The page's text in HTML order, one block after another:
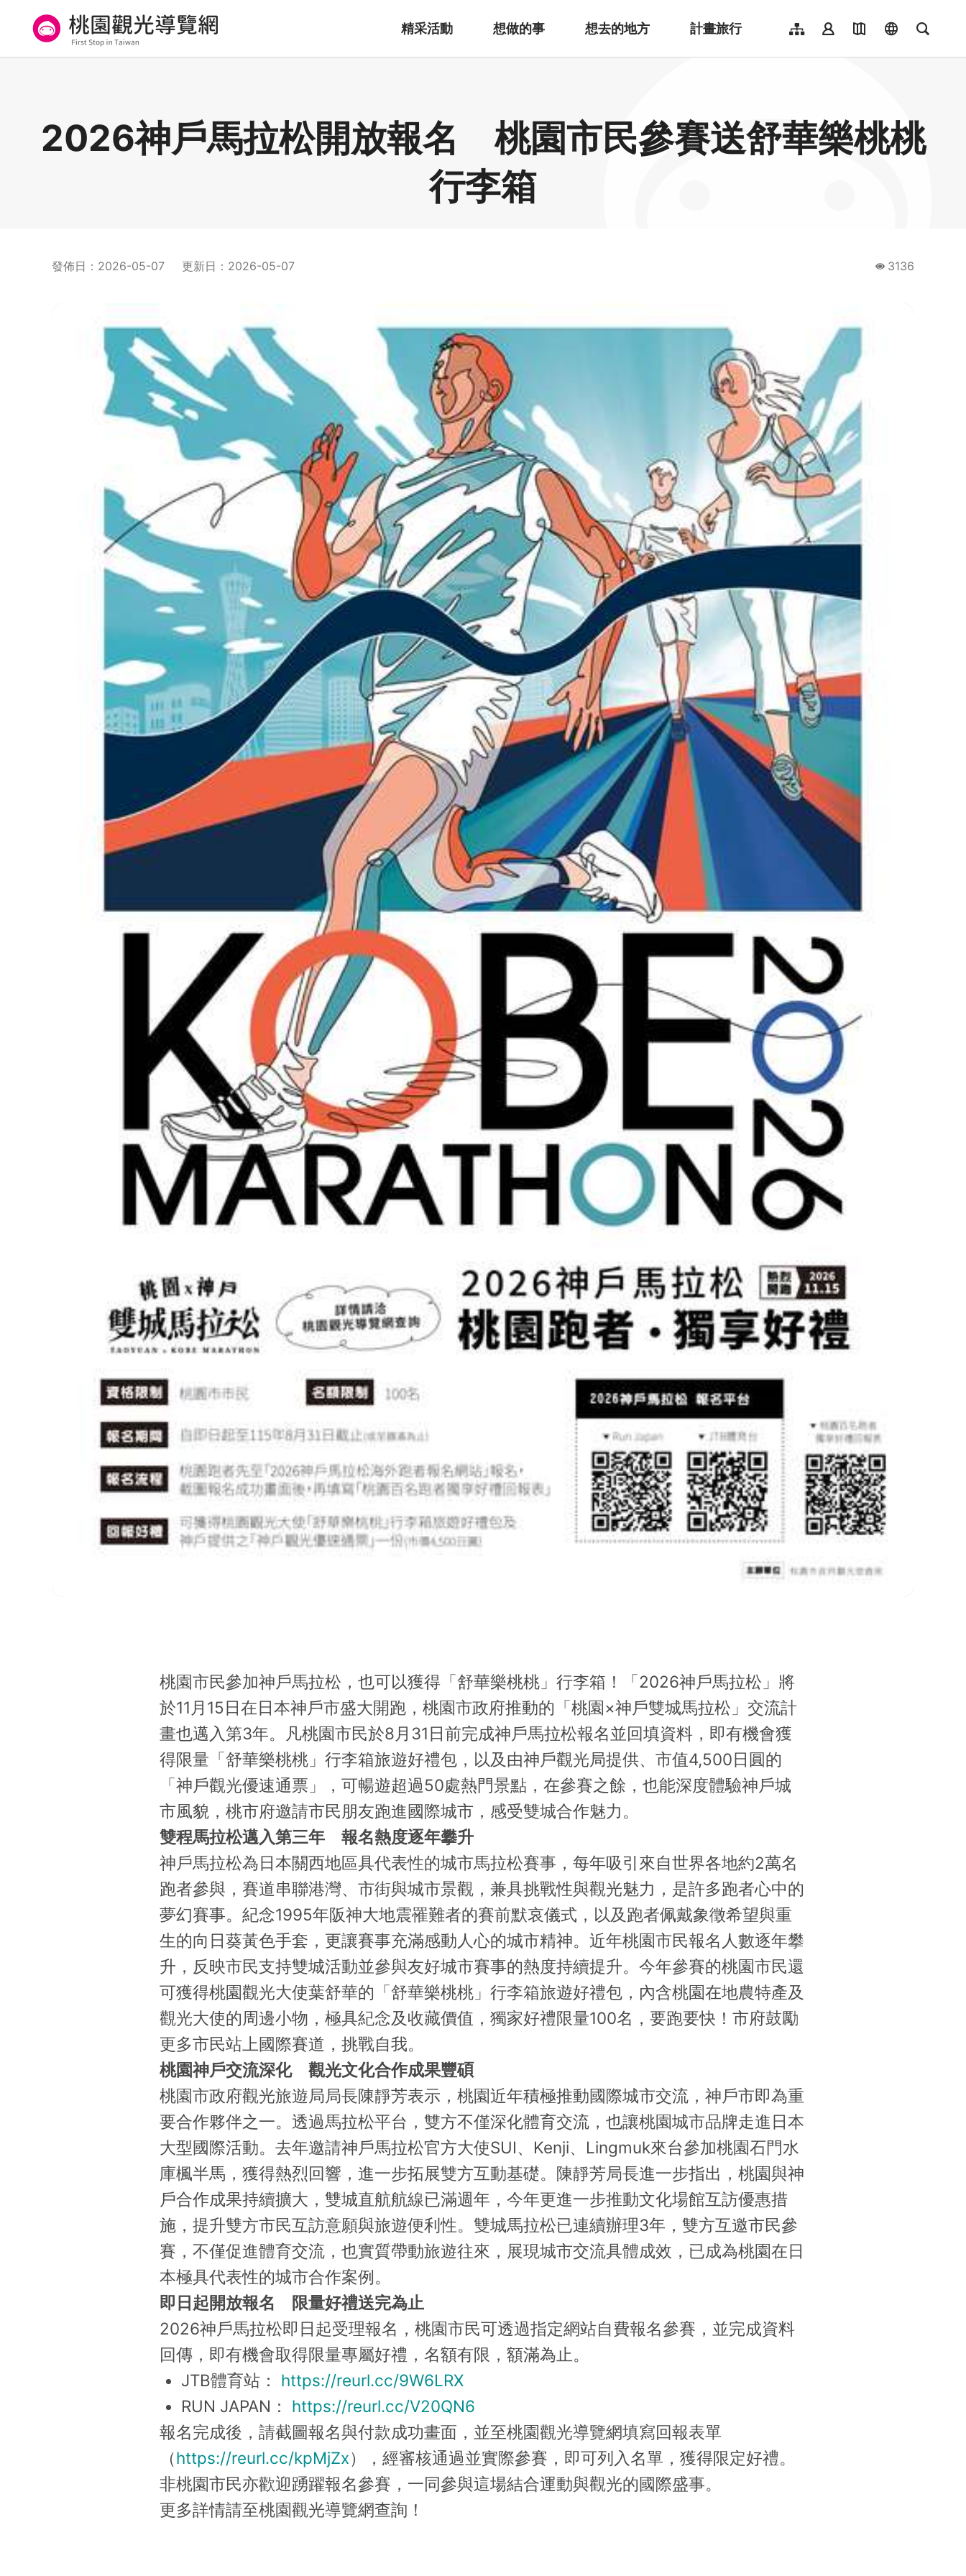
要
精采活動 想做的事 想去的地方 計畫旅行
網站導覽會員登入地圖導覽language
簡體中文
Indonesia
全文檢
2026神戶馬拉松開放報名 桃園市民參賽送舒華樂桃桃
行李箱
發佈日 ： 2026-05-07 更新日 ： 2026-05-07
瀏覽量
3136
桃園市民參加神戶馬拉松，也可以獲得「舒華樂桃桃」行李箱！「2026神戶馬拉松」將
於11月15日在日本神戶市盛大開跑，桃園市政府推動的「桃園×神戶雙城馬拉松」交流計
畫也邁入第3年。凡桃園市民於8月31日前完成神戶馬拉松報名並回填資料，即有機會獲
得限量「舒華樂桃桃」行李箱旅遊好禮包，以及由神戶觀光局提供、市值4,500日圓的
「神戶觀光優速通票」，可暢遊超過50處熱門景點，在參賽之餘，也能深度體驗神戶城
市風貌，桃市府邀請市民朋友跑進國際城市，感受雙城合作魅力。
雙程馬拉松邁入第三年 報名熱度逐年攀升
神戶馬拉松為日本關西地區具代表性的城市馬拉松賽事，每年吸引來自世界各地約2萬名
跑者參與，賽道串聯港灣、市街與城市景觀，兼具挑戰性與觀光魅力，是許多跑者心中的
夢幻賽事。紀念1995年阪神大地震罹難者的賽前默哀儀式，以及跑者佩戴象徵希望與重
生的向日葵黃色手套，更讓賽事充滿感動人心的城市精神。近年桃園市民報名人數逐年攀
升，反映市民支持雙城活動並參與友好城市賽事的熱度持續提升。今年參賽的桃園市民還
可獲得桃園觀光大使葉舒華的「舒華樂桃桃」行李箱旅遊好禮包，內含桃園在地農特產及
觀光大使的周邊小物，極具紀念及收藏價值，獨家好禮限量100名，要跑要快！市府鼓勵
更多市民站上國際賽道，挑戰自我。
桃園神戶交流深化 觀光文化合作成果豐碩
桃園市政府觀光旅遊局局長陳靜芳表示，桃園近年積極推動國際城市交流，神戶市即為重
要合作夥伴之一。透過馬拉松平台，雙方不僅深化體育交流，也讓桃園城市品牌走進日本
大型國際活動。去年邀請神戶馬拉松官方大使SUI、Kenji、Lingmuk來台參加桃園石門水
庫楓半馬，獲得熱烈回響，進一步拓展雙方互動基礎。陳靜芳局長進一步指出，桃園與神
戶合作成果持續擴大，雙城直航航線已滿週年，今年更進一步推動文化場館互訪優惠措
施，提升雙方市民互訪意願與旅遊便利性。雙城馬拉松已連續辦理3年，雙方互邀市民參
賽，不僅促進體育交流，也實質帶動旅遊往來，展現城市交流具體成效，已成為桃園在日
本極具代表性的城市合作案例。
即日起開放報名 限量好禮送完為止
2026神戶馬拉松即日起受理報名，桃園市民可透過指定網站自費報名參賽，並完成資料
回傳，即有機會取得限量專屬好禮，名額有限，額滿為止。
JTB體育站： https://reurl.cc/9W6LRX
RUN JAPAN： https://reurl.cc/V20QN6
報名完成後，請截圖報名與付款成功畫面，並至桃園觀光導覽網填寫回報表單
（https://reurl.cc/kpMjZx），經審核通過並實際參賽，即可列入名單，獲得限定好禮。
非桃園市民亦歡迎踴躍報名參賽，一同參與這場結合運動與觀光的國際盛事。
更多詳情請至桃園觀光導覽網查詢！